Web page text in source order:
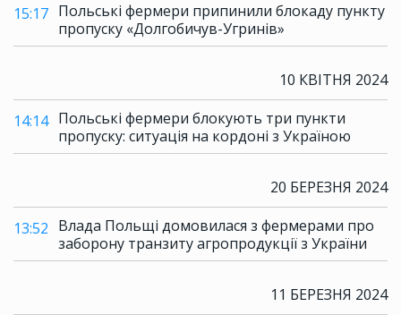
15:17 Польські фермери припинили блокаду пункту
пропуску «Долгобичув-Угринів»
10 КВІТНЯ 2024
14:14 Польські фермери блокують три пункти
пропуску: ситуація на кордоні з Україною
20 БЕРЕЗНЯ 2024
13:52 Влада Польщі домовилася з фермерами про
заборону транзиту агропродукції з України
11 БЕРЕЗНЯ 2024